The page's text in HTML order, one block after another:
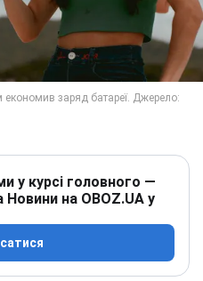
у курсі головного —
Новини на OBOZ.UA у